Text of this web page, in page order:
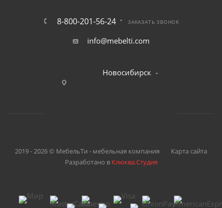
8-800-201-56-24 ЗАКАЗАТЬ ЗВОНОК
info@mebelti.com
Новосибирск
2019 - 2026 © МебельТи - мебельная компания
Карта сайта
Разработано в Клюква.Студия